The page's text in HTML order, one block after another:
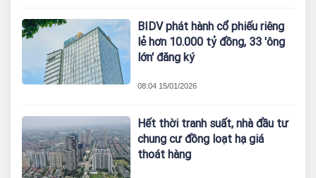
BIDV phát hành cổ phiếu riêng
lẻ hơn 10.000 tỷ đồng, 33 'ông
lớn' đăng ký
08:04 15/01/2026
Hết thời tranh suất, nhà đầu tư
chung cư đồng loạt hạ giá
thoát hàng